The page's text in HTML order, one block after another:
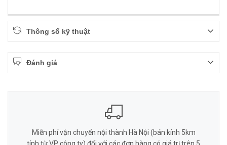
Thông số kỹ thuật
Đánh giá
Miễn phí vận chuyển nội thành Hà Nội (bán kính 5km